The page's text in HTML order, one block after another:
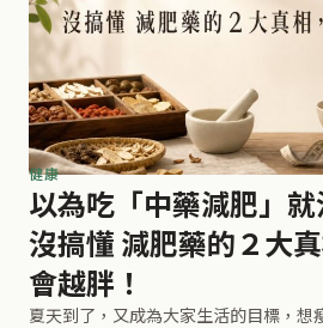
健康
以為吃「中藥減肥」
沒搞懂 減肥藥的２大
會越胖！
夏天到了，又成為大家生活的目標，想